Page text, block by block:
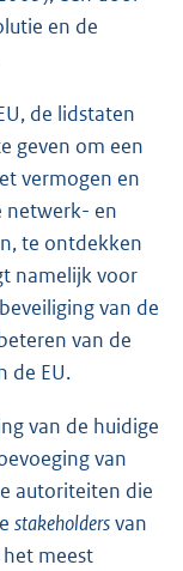
en de
de lidstaten
geven om een
vermogen en
netwerk- en
te ontdekken
namelijk voor
van de
van de
de EU.
van de huidige
van
autoriteiten die
stakeholdersvan
het meest